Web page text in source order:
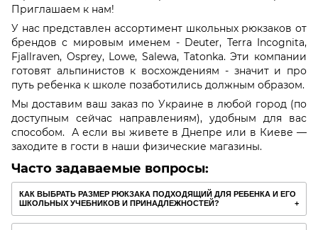
Приглашаем к нам!
У нас представлен ассортимент школьных рюкзаков от
брендов с мировым именем - Deuter, Terra Incognita,
Fjallraven, Osprey, Lowe, Salewa, Tatonka. Эти компании
готовят альпинистов к восхождениям - значит и про
путь ребенка к школе позаботились должным образом.
Мы доставим ваш заказ по Украине в любой город (по
доступным сейчас направлениям), удобным для вас
способом. А если вы живете в Днепре или в Киеве —
заходите в гости в наши физические магазины.
Часто задаваемые вопросы:
КАК ВЫБРАТЬ РАЗМЕР РЮКЗАКА ПОДХОДЯЩИЙ ДЛЯ РЕБЕНКА И ЕГО
ШКОЛЬНЫХ УЧЕБНИКОВ И ПРИНАДЛЕЖНОСТЕЙ?